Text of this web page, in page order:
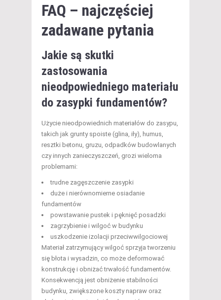
FAQ – najczęściej
zadawane pytania
Jakie są skutki
zastosowania
nieodpowiedniego materiału
do zasypki fundamentów?
Użycie nieodpowiednich materiałów do zasypu,
takich jak grunty spoiste (glina, iły), humus,
resztki betonu, gruzu, odpadków budowlanych
czy innych zanieczyszczeń, grozi wieloma
problemami:
trudne zagęszczenie zasypki
duże i nierównomierne osiadanie
fundamentów
powstawanie pustek i pęknięć posadzki
zagrzybienie i wilgoć w budynku
uszkodzenie izolacji przeciwwilgociowej
Materiał zatrzymujący wilgoć sprzyja tworzeniu
się błota i wysadzin, co może deformować
konstrukcję i obniżać trwałość fundamentów.
Konsekwencją jest obniżenie stabilności
budynku, zwiększone koszty napraw oraz